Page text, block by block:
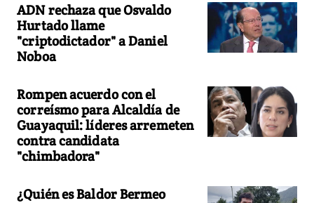
ADN rechaza que Osvaldo
Hurtado llame
"criptodictador" a Daniel
Noboa
Rompen acuerdo con el
correísmo para Alcaldía de
Guayaquil: líderes arremeten
contra candidata
"chimbadora"
¿Quién es Baldor Bermeo